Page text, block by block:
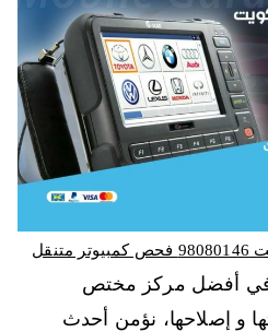
في أفضل مركز مختص
و إصلاحها، نؤمن أحدث